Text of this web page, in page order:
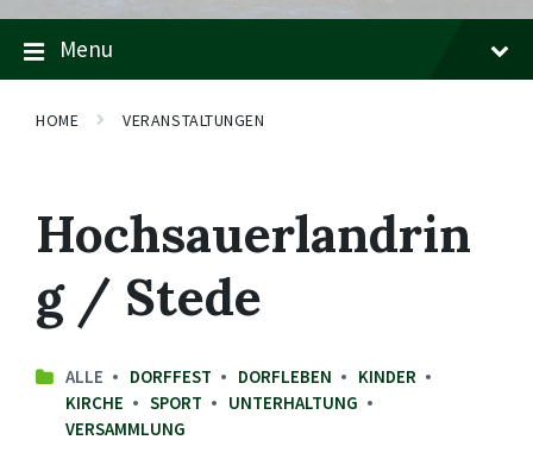
Menu
HOME VERANSTALTUNGEN
Hochsauerlandrin
g / Stede
ALLE DORFFEST DORFLEBEN
KINDER
KIRCHE
SPORT
UNTERHALTUNG
VERSAMMLUNG